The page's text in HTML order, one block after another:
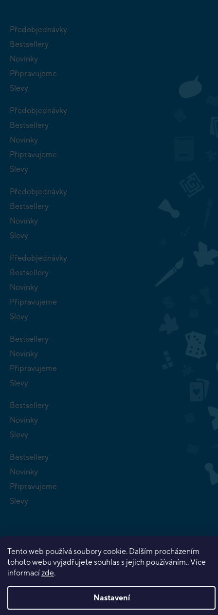
Tento web používá soubory cookie. Dalším procházením
tohoto webu vyjadřujete souhlas s jejich používáním.. Více
informacízde.
Nastavení
Předobjednávky
Bestsellery
Novinky
Připravujeme
Slevy
Předobjednávky
Bestsellery
Novinky
Připravujeme
Slevy
Předobjednávky
Bestsellery
Novinky
Slevy
Předobjednávky
Bestsellery
Novinky
Připravujeme
Slevy
Bestsellery
Novinky
Připravujeme
Slevy
Bestsellery
Novinky
Slevy
Bestsellery
Novinky
Připravujeme
Slevy
Vytvořil Shoptet Premium
Copyright 2026Planeta her. Všechna práva vyhrazena.